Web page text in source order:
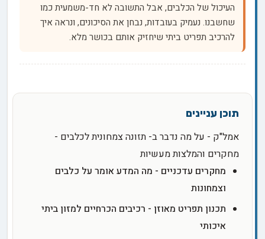
העיכול של הכלבים, אבל התשובה לא חד-משמעית כמו
שחשבנו. נעמיק בעובדות, נבחן את הסיכונים, ונראה איך
להרכיב תפריט ביתי שיחזיק אותם בכושר מלא.
אמל"ק - על מה נדבר ב- תזונה צמחונית לכלבים -
מחקרים והמלצות מעשיות
מחקרים עדכניים - מה המדע אומר על כלבים
וצמחונות
תכנון תפריט מאוזן - רכיבים הכרחיים למזון ביתי
איכותי